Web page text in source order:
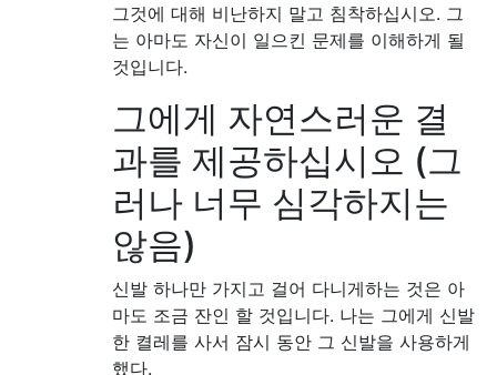
그것에 대해 비난하지 말고 침착하십시오. 그
는 아마도 자신이 일으킨 문제를 이해하게 될
것입니다.
그에게 자연스러운 결
과를 제공하십시오 (그
러나 너무 심각하지는
않음)
신발 하나만 가지고 걸어 다니게하는 것은 아
마도 조금 잔인 할 것입니다. 나는 그에게 신발
한 켤레를 사서 잠시 동안 그 신발을 사용하게
했다.